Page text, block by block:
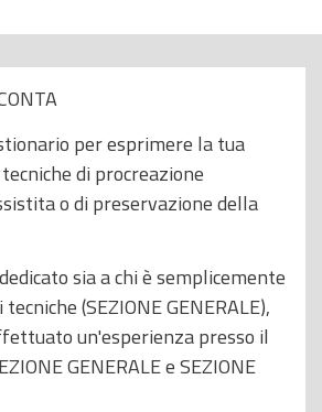
per esprimere la tua
di procreazione
o di preservazione della
sia a chi è semplicemente
(SEZIONE GENERALE),
un'esperienza presso il
GENERALE e SEZIONE